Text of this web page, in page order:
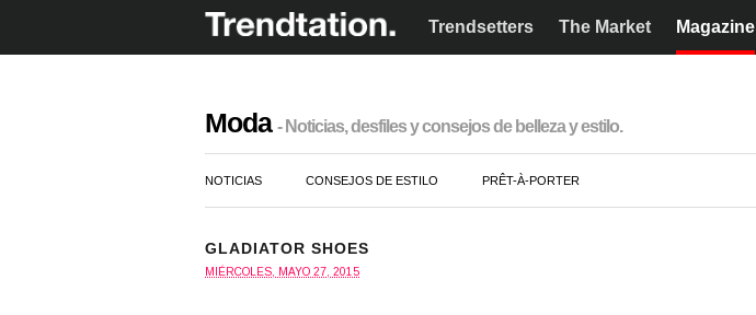
Trendsetters The Market Magazine
Moda - Noticias, desfiles y consejos de belleza y estilo.
NOTICIAS CONSEJOS DE ESTILO PRÊT-À-PORTER
GLADIATOR SHOES
MIÉRCOLES, MAYO 27, 2015